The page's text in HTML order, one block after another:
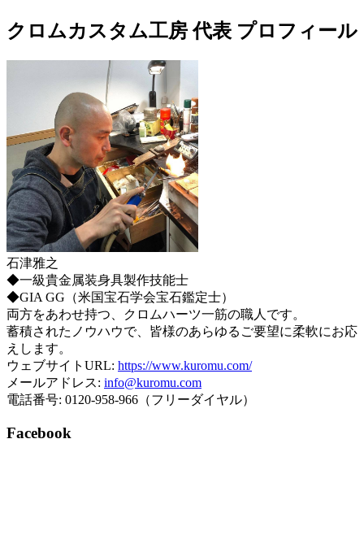
クロムカスタム工房 代表 プロフィール
石津雅之
◆一級貴金属装身具製作技能士
◆GIA GG（米国宝石学会宝石鑑定士）
両方をあわせ持つ、クロムハーツ一筋の職人です。
蓄積されたノウハウで、皆様のあらゆるご要望に柔軟にお応
えします。
ウェブサイトURL: https://www.kuromu.com/
メールアドレス: info@kuromu.com
電話番号: 0120-958-966（フリーダイヤル）
Facebook